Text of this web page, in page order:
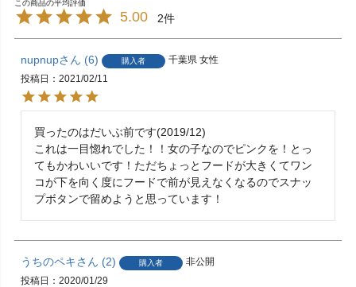
5.00 2
nupnup 6 購入者 千葉県 女性
投稿日
2021/02/11
買ったのはだいぶ前です(2019/12)
これは一目惚れでした！！女の子なのでピンクを！とっ
てもかわいいです！ただちょっとフードが大きくてワン
コが下を向く度にフードで前が見えなくなるのでスナッ
プボタンで留めようと思っています！
うちのペキ 2 購入者
非公開
投稿日
2020/01/29